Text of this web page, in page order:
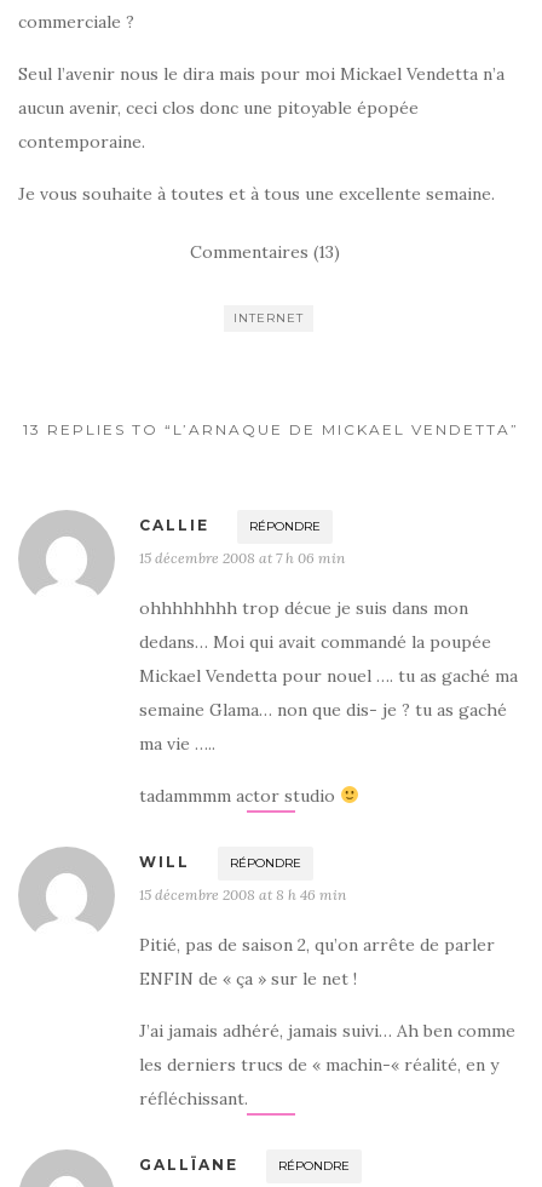
commerciale ?
Seul l’avenir nous le dira mais pour moi Mickael Vendetta n’a
aucun avenir, ceci clos donc une pitoyable épopée
contemporaine.
Je vous souhaite à toutes et à tous une excellente semaine.
Commentaires (13)
INTERNET
13 REPLIES TO “L’ARNAQUE DE MICKAEL VENDETTA”
CALLIE RÉPONDRE
15 décembre 2008 at 7 h 06 min
ohhhhhhhh trop décue je suis dans mon
dedans… Moi qui avait commandé la poupée
Mickael Vendetta pour nouel …. tu as gaché ma
semaine Glama… non que dis- je ? tu as gaché
ma vie …..
tadammmm actor studio
WILL RÉPONDRE
15 décembre 2008 at 8 h 46 min
Pitié, pas de saison 2, qu’on arrête de parler
ENFIN de « ça » sur le net !
J’ai jamais adhéré, jamais suivi… Ah ben comme
les derniers trucs de « machin-« réalité, en y
réfléchissant.
GALLÏANE RÉPONDRE